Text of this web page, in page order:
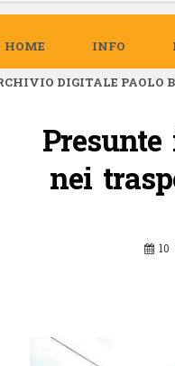
HOME INFO
DIGITALE PAOLO
nei
10